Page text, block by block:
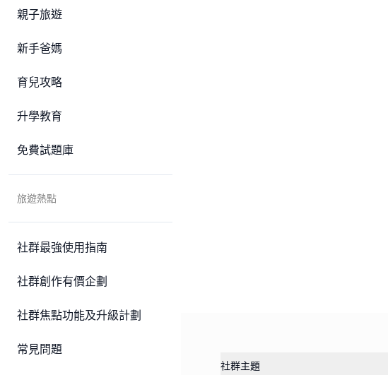
親子旅遊
新手爸媽
育兒攻略
升學教育
免費試題庫
旅遊熱點
社群最強使用指南
社群創作有價企劃
社群焦點功能及升級計劃
常見問題
社群主題